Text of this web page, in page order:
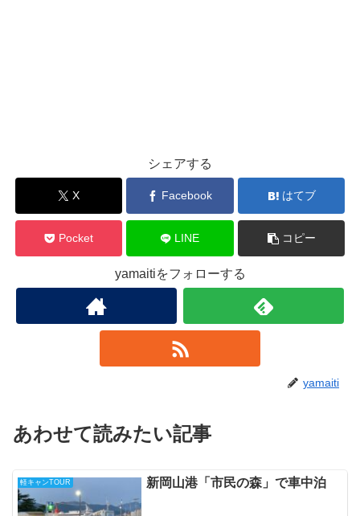
シェアする
X Facebook はてブ
Pocket LINE コピー
yamaitiをフォローする
yamaiti
あわせて読みたい記事
軽キャンTOUR 新岡山港「市民の森」で車中泊